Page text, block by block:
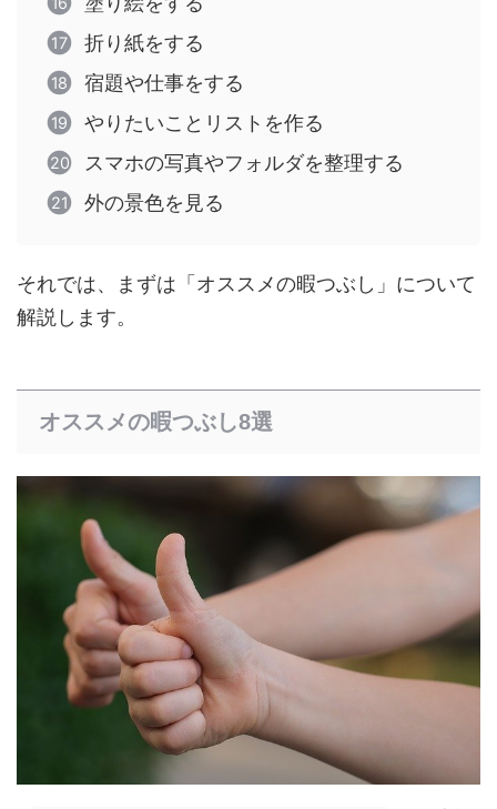
折り紙をする
宿題や仕事をする
やりたいことリストを作る
スマホの写真やフォルダを整理する
外の景色を見る
それでは、まずは「オススメの暇つぶし」について
解説します。
オススメの暇つぶし8選